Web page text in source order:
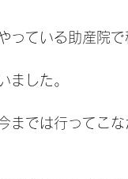
ている助産院で
ました。
までは行ってこ